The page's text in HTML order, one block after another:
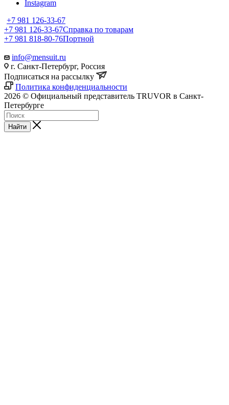
Instagram
+7 981 126-33-67
+7 981 126-33-67Справка по товарам
+7 981 818-80-76Портной
info@mensuit.ru
г. Санкт-Петербург, Россия
Подписаться на рассылку
Политика конфиденциальности
2026 © Официальный представитель TRUVOR в Санкт-
Петербурге
Найти